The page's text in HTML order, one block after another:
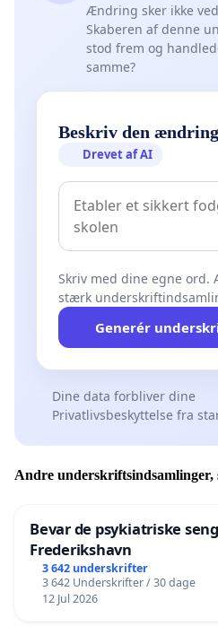
Ændring sker ikke
Skaberen af denne
stod frem og
samme?
Beskriv den
Drevet af AI
Skriv med dine egne ord.
stærk
Generér
Dine data forbliver dine
Privatlivsbeskyttelse fra
Andre
Bevar de psykiatriske
Frederikshavn
3 642 underskrifter
3 642 Underskrifter / 30 dage
12 Jul 2026